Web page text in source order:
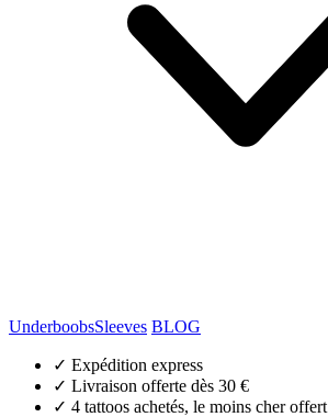
UnderboobsSleeves BLOG
✓ Expédition express
✓ Livraison offerte dès 30 €
✓ 4 tattoos achetés, le moins cher offert